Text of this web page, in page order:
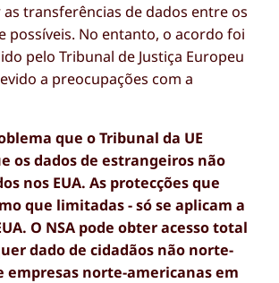
transferências de dados entre os
possíveis. No entanto, o acordo foi
pelo Tribunal de Justiça Europeu
a preocupações com a
que o Tribunal da UE
os dados de estrangeiros não
nos EUA. As protecções que
que limitadas - só se aplicam a
O NSA pode obter acesso total
dado de cidadãos não norte-
empresas norte-americanas em